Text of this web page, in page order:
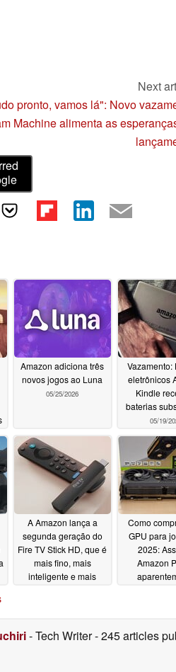
Next
pronto, vamos lá": Novo
Machine alimenta as
Amazon adiciona três
novos jogos ao Luna
05/25/2026
Vazamento:
eletrônicos
Kindle
baterias
05/19/
A Amazon lança a
segunda geração do
Fire TV Stick HD, que é
mais fino, mais
inteligente e mais
Como
GPU para
2025:
Amazon
- Tech Writer- 245 articles